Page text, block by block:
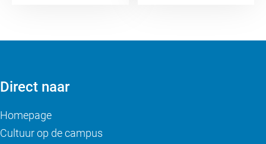
Direct naar
Homepage
Cultuur op de campus